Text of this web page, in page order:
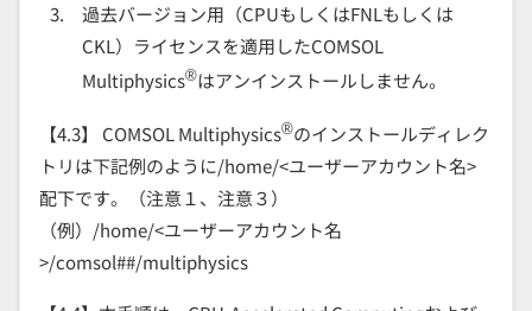
過去バージョン用（CPUもしくはFNLもしくは
CKL）ライセンスを適用したCOMSOL
Multiphysics®はアンインストールしません。
【4.3】 COMSOL Multiphysics®のインストールディレク
トリは下記例のように/home/<ユーザーアカウント名>
配下です。（注意１、注意３）
（例）/home/<ユーザーアカウント名
>/comsol##/multiphysics